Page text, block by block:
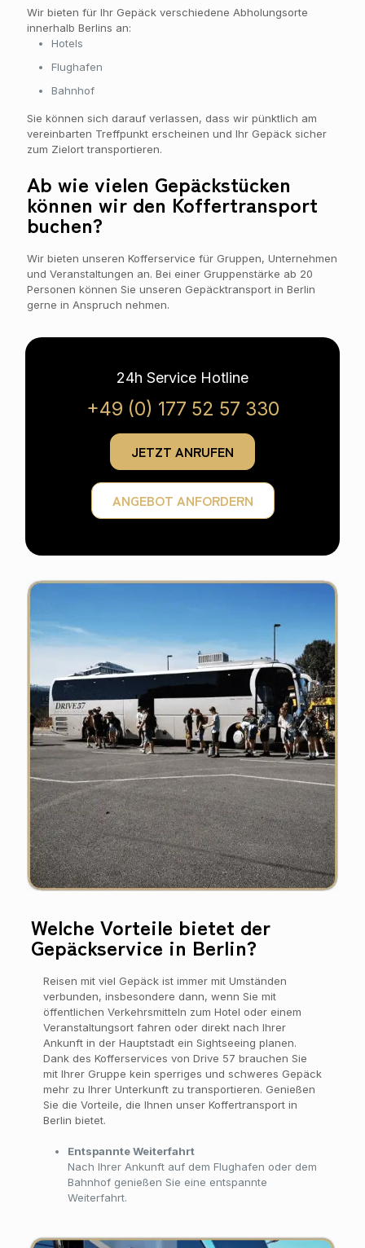
Wir bieten für Ihr Gepäck verschiedene Abholungsorte
innerhalb Berlins an:
Hotels
Flughafen
Bahnhof
Sie können sich darauf verlassen, dass wir pünktlich am
vereinbarten Treffpunkt erscheinen und Ihr Gepäck sicher
zum Zielort transportieren.
Ab wie vielen Gepäckstücken
können wir den Koffertransport
buchen?
Wir bieten unseren Kofferservice für Gruppen, Unternehmen
und Veranstaltungen an. Bei einer Gruppenstärke ab 20
Personen können Sie unseren Gepäcktransport in Berlin
gerne in Anspruch nehmen.
24h Service Hotline
+49 (0) 177 52 57 330
JETZT ANRUFEN
ANGEBOT ANFORDERN
Welche Vorteile bietet der
Gepäckservice in Berlin?
Reisen mit viel Gepäck ist immer mit Umständen
verbunden, insbesondere dann, wenn Sie mit
öffentlichen Verkehrsmitteln zum Hotel oder einem
Veranstaltungsort fahren oder direkt nach Ihrer
Ankunft in der Hauptstadt ein Sightseeing planen.
Dank des Kofferservices von Drive 57 brauchen Sie
mit Ihrer Gruppe kein sperriges und schweres Gepäck
mehr zu Ihrer Unterkunft zu transportieren. Genießen
Sie die Vorteile, die Ihnen unser Koffertransport in
Berlin bietet.
Entspannte Weiterfahrt
Nach Ihrer Ankunft auf dem Flughafen oder dem
Bahnhof genießen Sie eine entspannte
Weiterfahrt.